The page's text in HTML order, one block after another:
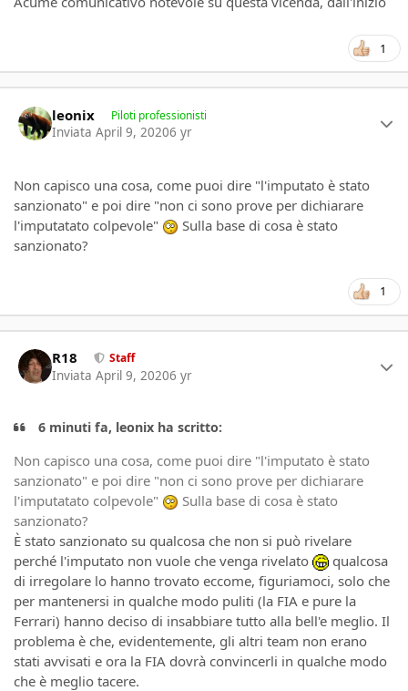
1
leonix Piloti professionisti
Inviata April 9, 20206 yr
Non capisco una cosa, come puoi dire "l'imputato è stato
sanzionato" e poi dire "non ci sono prove per dichiarare
l'imputatato colpevole"
Sulla base di cosa è stato
sanzionato?
1
R18 Staff
Inviata April 9, 20206 yr
6 minuti fa, leonix ha scritto:
Non capisco una cosa, come puoi dire "l'imputato è stato
sanzionato" e poi dire "non ci sono prove per dichiarare
l'imputatato colpevole"
Sulla base di cosa è stato
sanzionato?
È stato sanzionato su qualcosa che non si può rivelare
perché l'imputato non vuole che venga rivelato
qualcosa
di irregolare lo hanno trovato eccome, figuriamoci, solo che
per mantenersi in qualche modo puliti (la FIA e pure la
Ferrari) hanno deciso di insabbiare tutto alla bell'e meglio. Il
problema è che, evidentemente, gli altri team non erano
stati avvisati e ora la FIA dovrà convincerli in qualche modo
che è meglio tacere.